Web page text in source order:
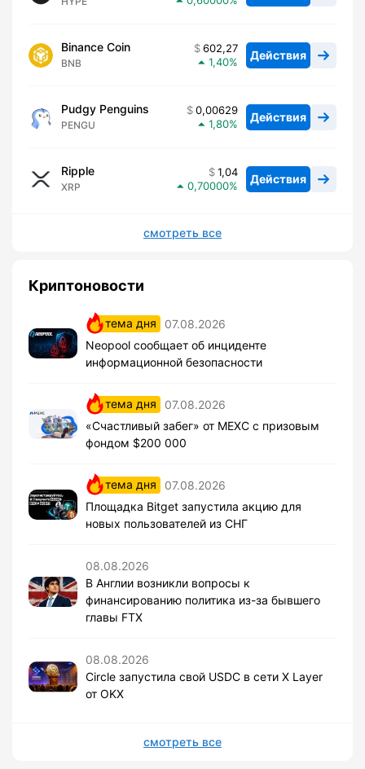
Binance Coin
BNB
602,27
1,40
Действия
Pudgy Penguins
PENGU
0,00629
1,80
Действия
Ripple
XRP
1,04
0,70000
Действия
смотреть все
Криптоновости
тема дня
07.08.2026
Neopool сообщает об инциденте
информационной безопасности
тема дня
07.08.2026
«Счастливый забег» от MEXC с призовым
фондом $200 000
тема дня
07.08.2026
Площадка Bitget запустила акцию для
новых пользователей из СНГ
08.08.2026
В Англии возникли вопросы к
финансированию политика из-за бывшего
главы FTX
08.08.2026
Circle запустила свой USDC в сети X Layer
от OKX
смотреть все